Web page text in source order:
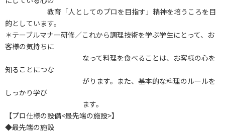
教育「人としてのプロを目指す」精神を培うころを目
的としています。
＊テーブルマナー研修／これから調理技術を学ぶ学生にとって、お
客様の気持ちに
なって料理を食べることは、お客様の心を
知ることにつな
がります。また、基本的な料理のルールを
しっかり学び
ます。
【プロ仕様の設備<最先端の施設>】
◆最先端の施設